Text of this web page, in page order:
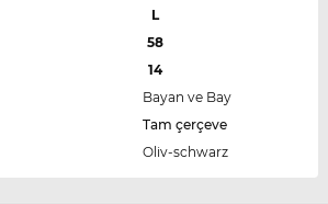
L
58
14
Bayan ve Bay
Tam çerçeve
Oliv-schwarz